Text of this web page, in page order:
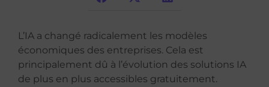
L’IA a changé radicalement les modèles
économiques des entreprises. Cela est
principalement dû à l’évolution des solutions IA
de plus en plus accessibles gratuitement.